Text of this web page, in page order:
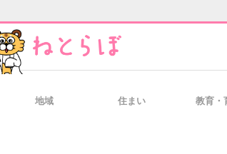
地域 住まい 教育・